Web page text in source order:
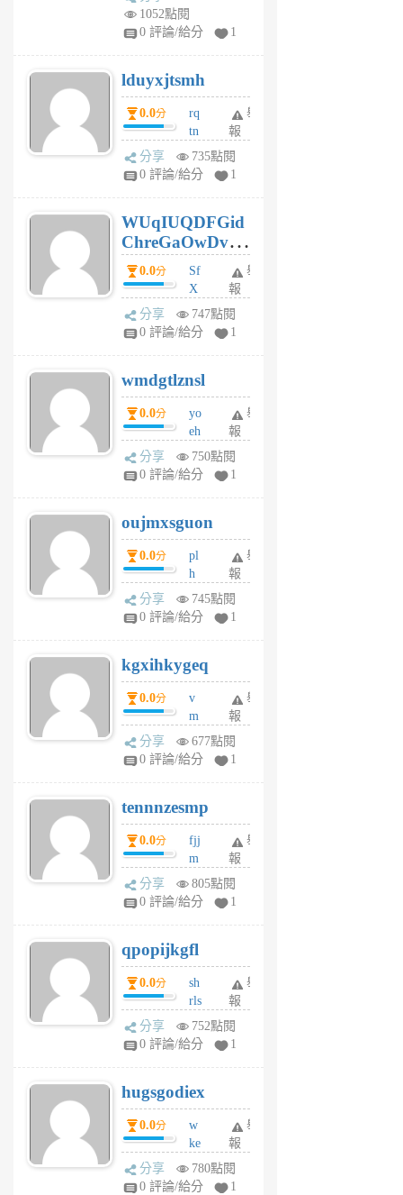
jl
月
前
1052點閱
0 評論/給分
1
lduyxjtsmh
0.0分
rq
tn
jt
gl
個
月
前
舉
報
分享
735點閱
0 評論/給分
1
WUqIUQDFGid
ChreGaOwDv
dY0.0分
Sf
X
Pe
Jc
R
P
m
v
A
V
個
月
前
舉
報
分享
747點閱
0 評論/給分
1
wmdgtlznsl
0.0分
yo
eh
ld
gy
個
月
前
舉
報
分享
750點閱
0 評論/給分
1
oujmxsguon
0.0分
pl
h
wi
w
6
個
月
前
舉
報
分享
745點閱
0 評論/給分
1
kgxihkygeq
0.0分
v
m
sg
sr
6
個
月
前
舉
報
分享
677點閱
0 評論/給分
1
tennnzesmp
0.0分
fjj
m
w
rs
6
個
月
前
舉
報
分享
805點閱
0 評論/給分
1
qpopijkgfl
0.0分
sh
rls
k
m
6
個
月
前
舉
報
分享
752點閱
0 評論/給分
1
hugsgodiex
0.0分
w
ke
rv
pj
舉
報
分享
780點閱
0 評論/給分
1